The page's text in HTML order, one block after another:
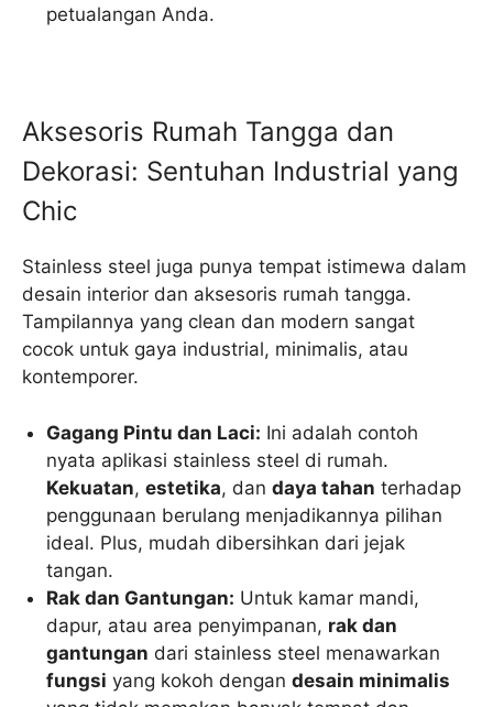
petualangan Anda.
Aksesoris Rumah Tangga dan
Dekorasi: Sentuhan Industrial yang
Chic
Stainless steel juga punya tempat istimewa dalam
desain interior dan aksesoris rumah tangga.
Tampilannya yang clean dan modern sangat
cocok untuk gaya industrial, minimalis, atau
kontemporer.
Gagang Pintu dan Laci: Ini adalah contoh
nyata aplikasi stainless steel di rumah.
Kekuatan,estetika, dandaya tahan terhadap
penggunaan berulang menjadikannya pilihan
ideal. Plus, mudah dibersihkan dari jejak
tangan.
Rak dan Gantungan: Untuk kamar mandi,
dapur, atau area penyimpanan, rak dan
gantungan dari stainless steel menawarkan
fungsi yang kokoh dengandesain minimalis